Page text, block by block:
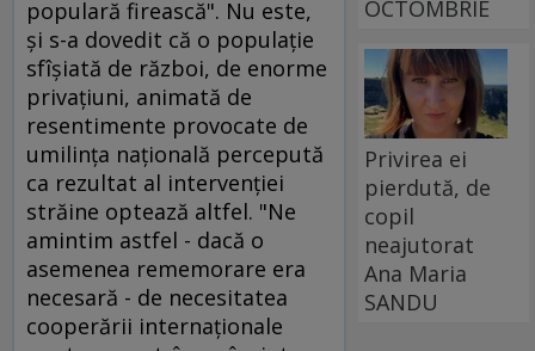
populară firească". Nu este,
şi s-a dovedit că o populaţie
sfîşiată de război, de enorme
privaţiuni, animată de
resentimente provocate de
umilinţa naţională percepută
ca rezultat al intervenţiei
străine optează altfel. "Ne
amintim astfel - dacă o
asemenea rememorare era
necesară - de necesitatea
cooperării internaţionale
OCTOMBRIE
Privirea ei
pierdută, de
copil
neajutorat
Ana Maria
SANDU